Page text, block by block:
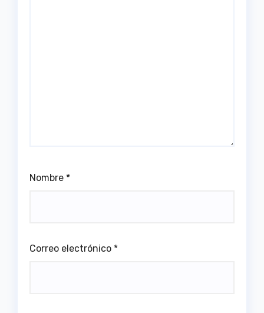
Nombre *
Correo electrónico *